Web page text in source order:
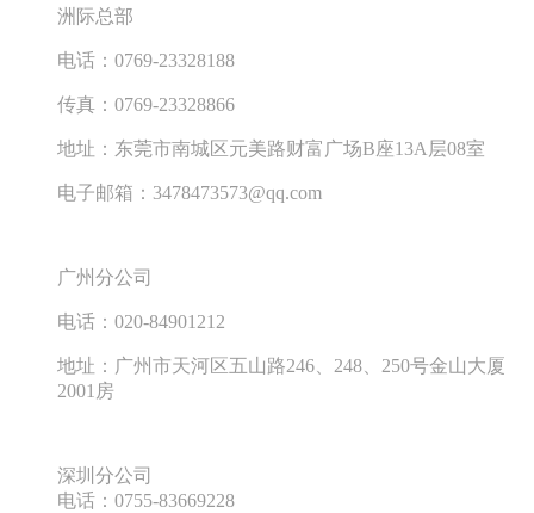
洲际总部
电话： 0769-23328188
传真： 0769-23328866
地址：东莞市南城区元美路财富广场B座13A 层08室
电子邮箱： 3478473573@qq.com
广州分公司
电话： 020-84901212
地址：广州市天河区五山路246 248 250号金山大厦
2001 房
深圳分公司
电话： 0755-83669228